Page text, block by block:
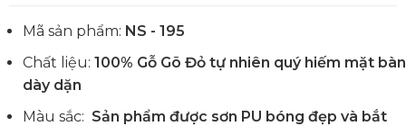
Mã sản phẩm: NS - 195
Chất liệu: 100% Gỗ Gõ Đỏ tự nhiên quý hiếm mặt bàn
dày dặn
Màu sắc: Sản phẩm được sơn PU bóng đẹp và bắt